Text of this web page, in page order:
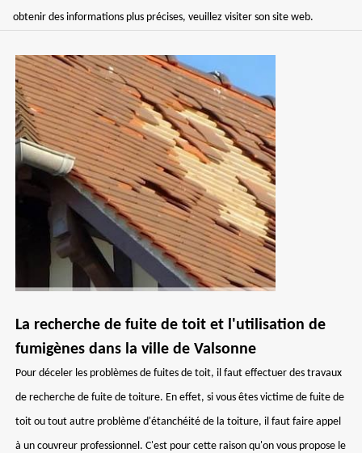
obtenir des informations plus précises, veuillez visiter son site web.
La recherche de fuite de toit et l'utilisation de
fumigènes dans la ville de Valsonne
Pour déceler les problèmes de fuites de toit, il faut effectuer des travaux
de recherche de fuite de toiture. En effet, si vous êtes victime de fuite de
toit ou tout autre problème d'étanchéité de la toiture, il faut faire appel
à un couvreur professionnel. C'est pour cette raison qu'on vous propose le